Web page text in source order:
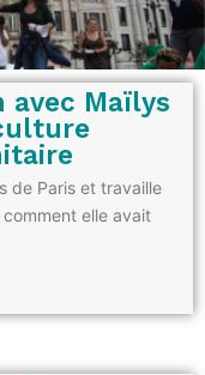
avec Maïlys
de Paris et travaille
elle avait